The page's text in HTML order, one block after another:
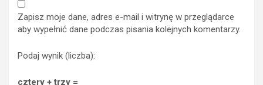
Zapisz moje dane, adres e-mail i witrynę w przeglądarce
aby wypełnić dane podczas pisania kolejnych komentarzy.
Podaj wynik (liczba):
cztery + trzy =